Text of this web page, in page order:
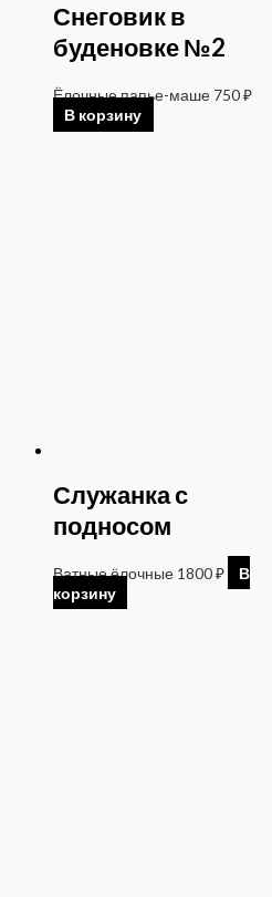
Снеговик в
буденовке №2
Ёлочные папье-маше 750₽
В корзину
Служанка с
подносом
Ватные ёлочные 1800₽
В
корзину